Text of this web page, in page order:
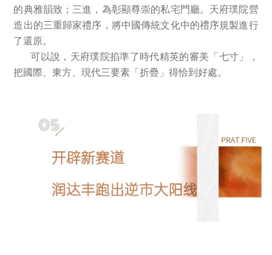
的典雅韻致；三進，為彰顯尊崇的私宅門廳。天府璞院營
造出的三重歸家禮序，將中國傳統文化中的禮序規製進行
了還原。
可以說，天府璞院掐準了時代精英的審美「七寸」，
把國際、東方、現代三要素「折疊」得恰到好處。